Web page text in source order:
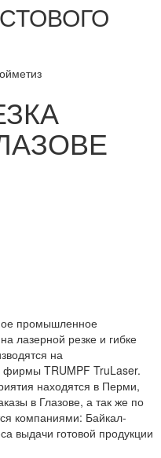
промышленное
лазерной резке и гибке
на
фирмы TRUMPF TruLaser.
находятся в Перми,
в Глазове, а так же по
компаниями: Байкал-
выдачи готовой продукции